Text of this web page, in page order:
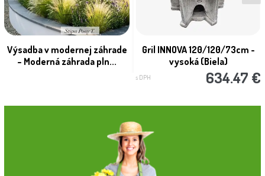
Výsadba v modernej záhrade
– Moderná záhrada pln...
Gril INNOVA 120/120/73cm -
vysoká (Biela)
s DPH 634.47 €